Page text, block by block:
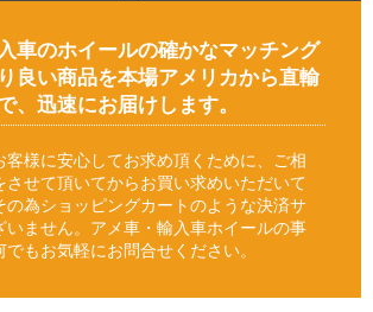
車のホイールの確かなマッチング
良い商品を本場アメリカから直輸
、迅速にお届けします。
客様に安心してお求め頂くために、ご相
させて頂いてからお買い求めいただいて
の為ショッピングカートのような決済サ
いません。アメ車・輸入車ホイールの事
でもお気軽にお問合せください。